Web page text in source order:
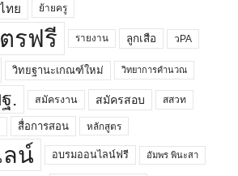
ทย ย้ายครู
รฟรี รายงาน ลูกเสือ วPA
วิทยฐานะเกณฑ์ใหม่ วิทยาการคำนวณ
. สมัครงาน สมัครสอบ สสวท
สื่อการสอน หลักสูตร
น์ อบรมออนไลน์ฟรี อัมพร พินะสา